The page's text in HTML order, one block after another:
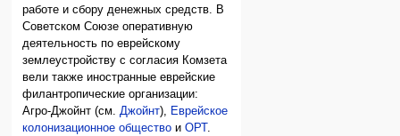
работе и сбору денежных средств. В
Советском Союзе оперативную
деятельность по еврейскому
землеустройству с согласия Комзета
вели также иностранные еврейские
филантропические организации:
Агро-Джойнт (см. Джойнт),
Еврейское
колонизационное общество иОРТ.